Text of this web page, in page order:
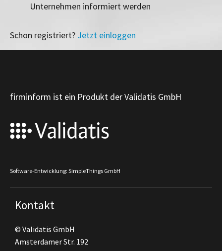
Unternehmen informiert werden
Schon registriert? Jetzt einloggen
firminform ist ein Produkt der Validatis GmbH
Software-Entwicklung: SimpleThings GmbH
Kontakt
© Validatis GmbH
Amsterdamer Str. 192